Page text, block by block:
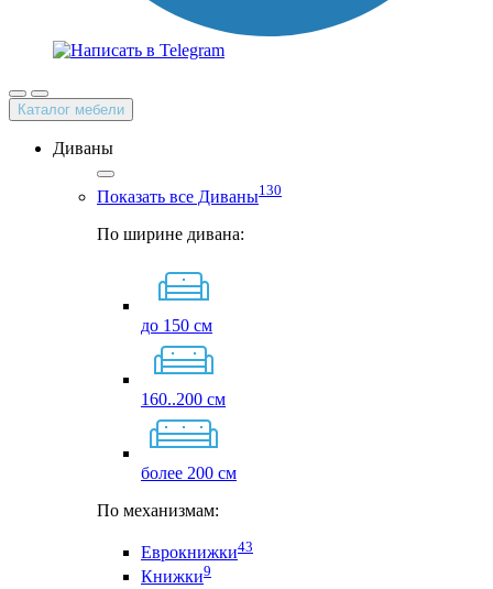
Каталог мебели
Диваны
Показать все Диваны130
По ширине дивана:
до 150 см
160..200 см
более 200 см
По механизмам:
Еврокнижки43
Книжки9